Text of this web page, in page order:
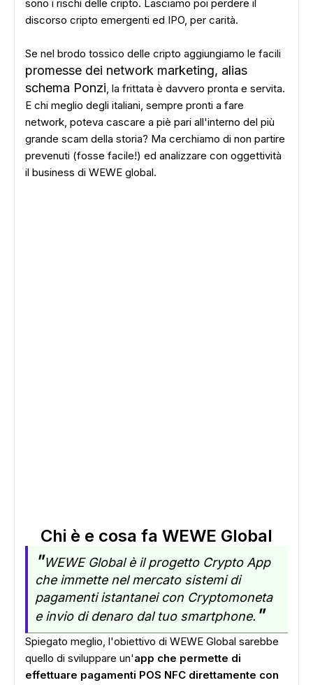
sono i rischi delle cripto. Lasciamo poi perdere il
discorso cripto emergenti ed IPO, per carità.
Se nel brodo tossico delle cripto aggiungiamo le facili
promesse dei network marketing, alias
schema Ponzi, la frittata è davvero pronta e servita.
E chi meglio degli italiani, sempre pronti a fare
network, poteva cascare a piè pari all'interno del più
grande scam della storia? Ma cerchiamo di non partire
prevenuti (fosse facile!) ed analizzare con oggettività
il business di WEWE global.
Chi è e cosa fa WEWE Global
"WEWE Global è il progetto Crypto App
che immette nel mercato sistemi di
pagamenti istantanei con Cryptomoneta
e invio di denaro dal tuo smartphone. "
Spiegato meglio, l'obiettivo di WEWE Global sarebbe
quello di sviluppare un'app che permette di
effettuare pagamenti POS NFC direttamente con